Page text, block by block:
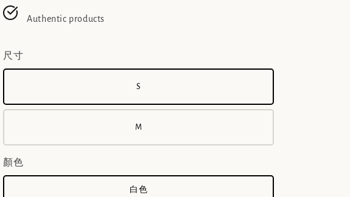
Authentic products
尺寸
S
M
顏色
白色